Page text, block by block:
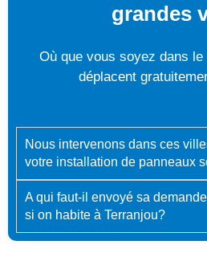
grandes
Où que vous soyez dans
déplacent
Nous intervenons dans ces
votre installation de panneaux
A qui faut-il envoyé sa
si on habite à Terranjou?